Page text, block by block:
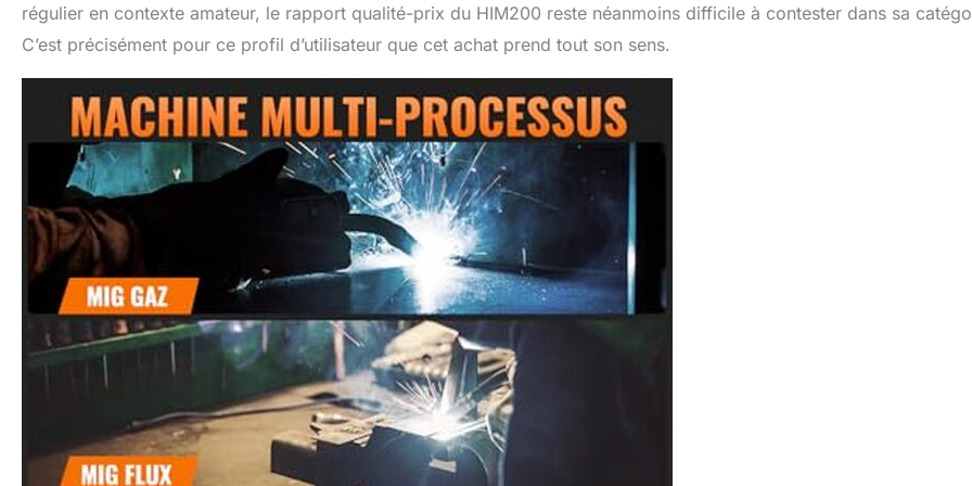
régulier en contexte amateur, le rapport qualité-prix du HIM200 reste néanmoins difficile à contester dans sa
C’est précisément pour ce profil d’utilisateur que cet achat prend tout son sens.